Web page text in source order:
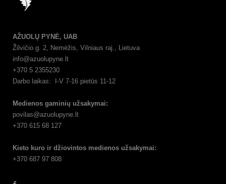
AŽUOLŲ PYNĖ, UAB
Žilvičio g. 2, Nemėžis, Vilniaus raj., Lietuva
info@azuolupyne.lt
+370 5 2355230
Darbo laikas: I-V 7-16 pietūs 11-12
Medienos gaminių užsakymai:
povilas@azuolupyne.lt
+370 615 68 127
Kieto kuro ir džiovintos medienos užsakymai:
+370 687 97 808